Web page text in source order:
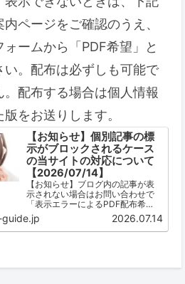
内ページをご確認のうえ、
ォームから「PDF希望」と
い。配布は必ずしも可能で
。配布する場合は個人情報
をお送りします。
【お知らせ】個別記事の標
示がブロックされるケース
の当サイトの対応について
【2026/07/14】
【お知らせ】ブログ内の記事が表
示されない場合はお問い合わせで
「表示エラーによるPDF配布希
望」とご連絡ください。ただし、
配布は必ずしも可能ではありませ
ん。
2026.07.14